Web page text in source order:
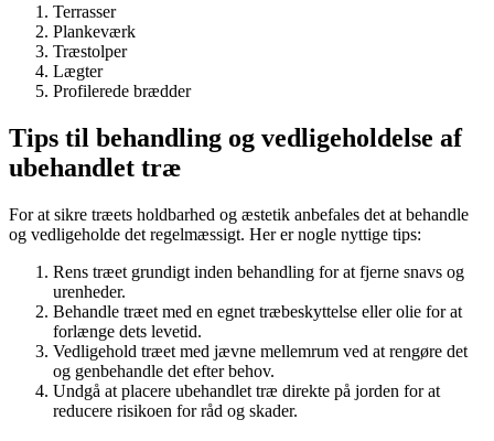
Terrasser
Plankeværk
Træstolper
Lægter
Profilerede brædder
Tips til behandling og vedligeholdelse af
ubehandlet træ
For at sikre træets holdbarhed og æstetik anbefales det at behandle
og vedligeholde det regelmæssigt. Her er nogle nyttige tips:
Rens træet grundigt inden behandling for at fjerne snavs og
urenheder.
Behandle træet med en egnet træbeskyttelse eller olie for at
forlænge dets levetid.
Vedligehold træet med jævne mellemrum ved at rengøre det
og genbehandle det efter behov.
Undgå at placere ubehandlet træ direkte på jorden for at
reducere risikoen for råd og skader.